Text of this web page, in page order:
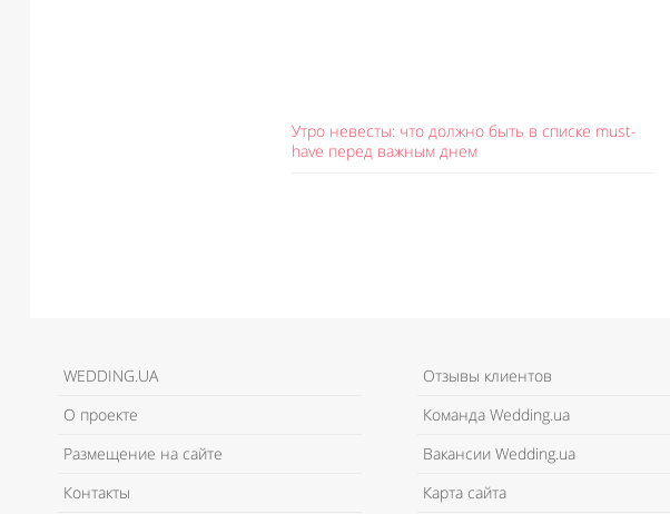
Утро невесты: что должно быть в списке must-
have перед важным днем
WEDDING.UA
О проекте
Размещение на сайте
Контакты
Отзывы клиентов
Команда Wedding.ua
Вакансии Wedding.ua
Карта сайта